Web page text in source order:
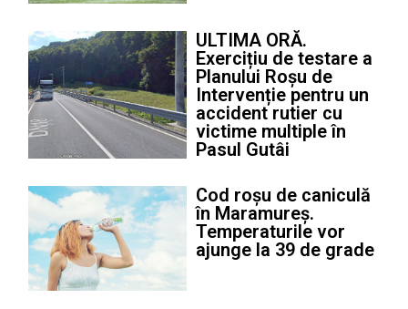
ULTIMA ORĂ.
Exercițiu de testare a
Planului Roșu de
Intervenție pentru un
accident rutier cu
victime multiple în
Pasul Gutâi
Cod roșu de caniculă
în Maramureș.
Temperaturile vor
ajunge la 39 de grade